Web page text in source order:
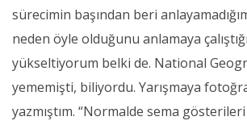
sürecimin başından beri
neden öyle olduğunu anlamaya
yükseltiyorum belki de. National
yememişti, biliyordu. Yarışmaya
yazmıştım. “Normalde sema